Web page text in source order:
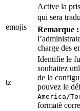
emojis
Active la
qui sera
Remarque :
charge des
tz
Identifie le
souhaitez
de la
pouvez le
America/
formaté